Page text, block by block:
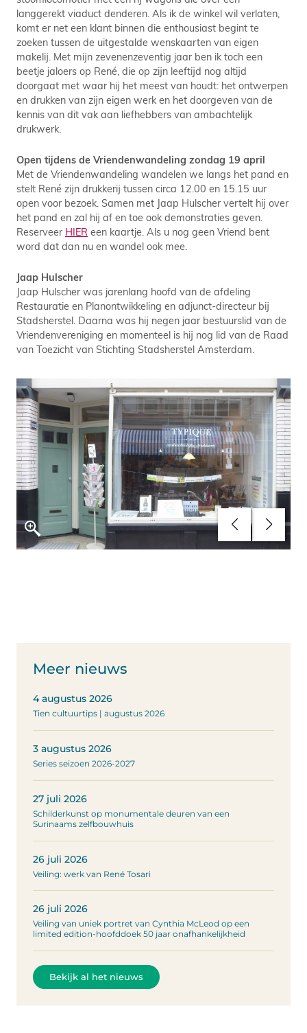
langgerekt viaduct denderen. Als ik de winkel wil verlaten,
komt er net een klant binnen die enthousiast begint te
zoeken tussen de uitgestalde wenskaarten van eigen
makelij. Met mijn zevenenzeventig jaar ben ik toch een
beetje jaloers op René, die op zijn leeftijd nog altijd
doorgaat met waar hij het meest van houdt: het ontwerpen
en drukken van zijn eigen werk en het doorgeven van de
kennis van dit vak aan liefhebbers van ambachtelijk
drukwerk.
Open tijdens de Vriendenwandeling zondag 19 april
Met de Vriendenwandeling wandelen we langs het pand en
stelt René zijn drukkerij tussen circa 12.00 en 15.15 uur
open voor bezoek. Samen met Jaap Hulscher vertelt hij over
het pand en zal hij af en toe ook demonstraties geven.
Reserveer HIER een kaartje. Als u nog geen Vriend bent
word dat dan nu en wandel ook mee.
Jaap Hulscher
Jaap Hulscher was jarenlang hoofd van de afdeling
Restauratie en Planontwikkeling en adjunct-directeur bij
Stadsherstel. Daarna was hij negen jaar bestuurslid van de
Vriendenvereniging en momenteel is hij nog lid van de Raad
van Toezicht van Stichting Stadsherstel Amsterdam.
Meer nieuws
4 augustus 2026
Tien cultuurtips | augustus 2026
3 augustus 2026
Series seizoen 2026-2027
27 juli 2026
Schilderkunst op monumentale deuren van een
Surinaams zelfbouwhuis
26 juli 2026
Veiling: werk van René Tosari
26 juli 2026
Veiling van uniek portret van Cynthia McLeod op een
limited edition-hoofddoek 50 jaar onafhankelijkheid
Bekijk al het nieuws